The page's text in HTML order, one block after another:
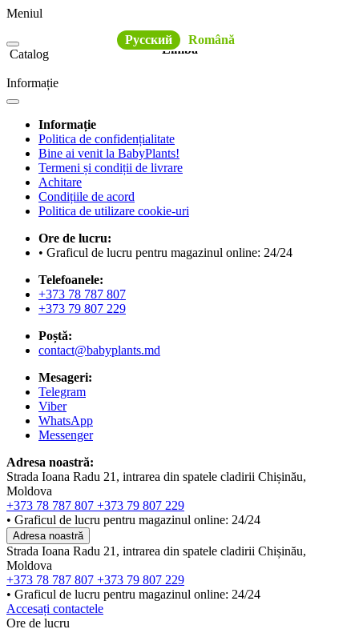
Meniul
Limba
Русский
Română
Catalog
Informație
Informație
Politica de confidențialitate
Bine ai venit la BabyPlants!
Termeni și condiții de livrare
Achitare
Condițiile de acord
Politica de utilizare cookie-uri
Ore de lucru:
• Graficul de lucru pentru magazinul online: 24/24
Telefoanele:
+373 78 787 807
+373 79 807 229
Poștă:
contact@babyplants.md
Mesageri:
Telegram
Viber
WhatsApp
Messenger
Adresa noastră:
Strada Ioana Radu 21, intrarea din spatele cladirii Chișinău,
Moldova
+373 78 787 807 +373 79 807 229
• Graficul de lucru pentru magazinul online: 24/24
Adresa noastră
Strada Ioana Radu 21, intrarea din spatele cladirii Chișinău,
Moldova
+373 78 787 807 +373 79 807 229
• Graficul de lucru pentru magazinul online: 24/24
Accesați contactele
Ore de lucru